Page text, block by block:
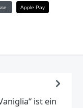
Apple Pay
ist ein